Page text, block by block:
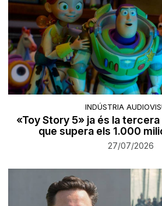
INDÚSTRIA
«Toy Story 5» ja és la tercera
que supera els 1.000
27/07/2026